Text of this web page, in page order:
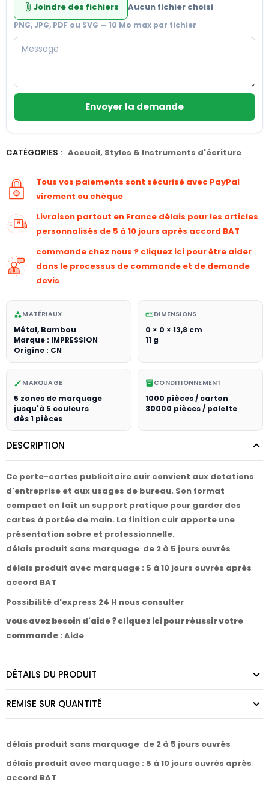
attach_file Joindre des fichiers Aucun fichier choisi
PNG, JPG, PDF ou SVG — 10 Mo max par fichier
Envoyer la demande
CATÉGORIES : Accueil, Stylos & Instruments d'écriture
Tous vos paiements sont sécurisé avec PayPal
virement ou chèque
Livraison partout en France délais pour les articles
personnalisés de 5 à 10 jours après accord BAT
commande chez nous ? cliquez ici pour être aider
dans le processus de commande et de demande
devis
categoryMATÉRIAUX
Métal, Bambou
Marque : IMPRESSION
Origine : CN
straightenDIMENSIONS
0 × 0 × 13,8 cm
11 g
brush MARQUAGE
5 zones de marquage
jusqu'à 5 couleurs
dès 1 pièces
inventory_2CONDITIONNEMENT
1000 pièces / carton
30000 pièces / palette
DESCRIPTION
Ce porte-cartes publicitaire cuir convient aux dotations
d'entreprise et aux usages de bureau. Son format
compact en fait un support pratique pour garder des
cartes à portée de main. La finition cuir apporte une
présentation sobre et professionnelle.
délais produit sans marquage de 2 à 5 jours ouvrés
délais produit avec marquage : 5 à 10 jours ouvrés après
accord BAT
Possibilité d'express 24 H nous consulter
vous avez besoin d'aide ? cliquez ici pour réussir votre
commande : Aide
DÉTAILS DU PRODUIT
REMISE SUR QUANTITÉ
délais produit sans marquage de 2 à 5 jours ouvrés
délais produit avec marquage : 5 à 10 jours ouvrés après
accord BAT